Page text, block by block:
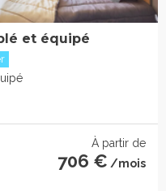
et équipé
À partir de
706 € /mois